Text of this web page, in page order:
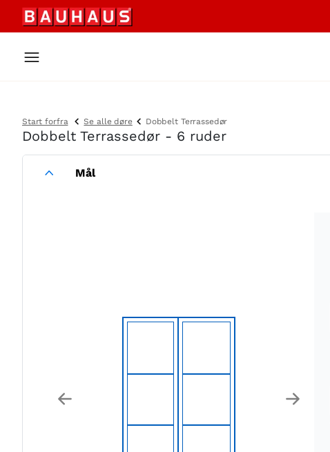
Start forfra Se alle døre Dobbelt Terrassedør
Dobbelt Terrassedør - 6 ruder
Mål
Previous Next